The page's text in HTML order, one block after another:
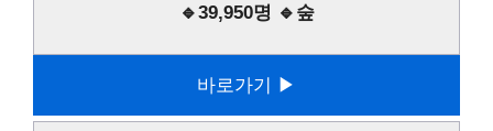
🔹39,950명 🔹숲
바로가기 ▶